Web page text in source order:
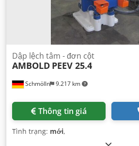
Schmölln 9.217 km
Dập lệch tâm - đơn cột
AMBOLD PEEV 25.4
Thông tin giá
Tình trạng: mới,